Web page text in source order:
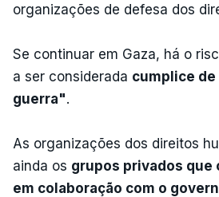
organizações de defesa dos
Se continuar em Gaza, há o
a ser considerada cumplice
guerra".
As organizações dos direitos
ainda os grupos privados que
em colaboração com o